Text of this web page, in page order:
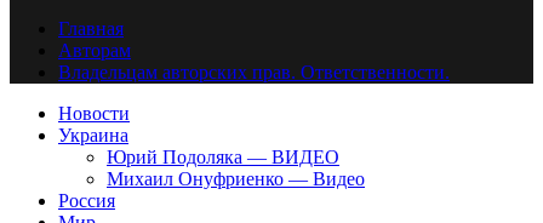
Главная
Авторам
Владельцам авторских прав. Ответственности.
Новости
Украина
Юрий Подоляка — ВИДЕО
Михаил Онуфриенко — Видео
Россия